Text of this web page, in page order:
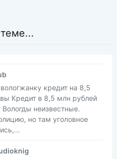
кредит на 8,5
Кредит в 8,5 млн рублей
неизвестные.
но там уголовное